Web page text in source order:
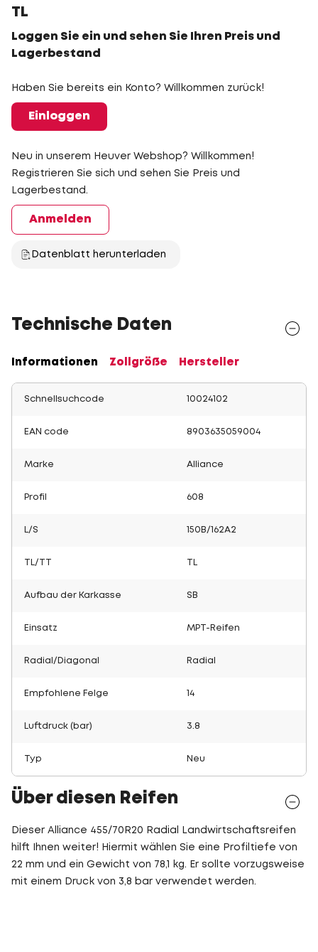
TL
Loggen Sie ein und sehen Sie Ihren Preis und
Lagerbestand
Haben Sie bereits ein Konto? Willkommen zurück!
Einloggen
Neu in unserem Heuver Webshop? Willkommen!
Registrieren Sie sich und sehen Sie Preis und
Lagerbestand.
Anmelden
Datenblatt herunterladen
Technische Daten
Informationen Zollgröße Hersteller
Schnellsuchcode 10024102
EAN code 8903635059004
Marke Alliance
Profil 608
L/S 150B/162A2
TL/TT
Aufbau der Karkasse SB
Einsatz MPT-Reifen
Radial/Diagonal Radial
Empfohlene Felge 14
Luftdruck (bar) 3.8
Typ Neu
Über diesen Reifen
Dieser Alliance 455/70R20 Radial Landwirtschaftsreifen
hilft Ihnen weiter! Hiermit wählen Sie eine Profiltiefe von
22 mm und ein Gewicht von 78,1 kg. Er sollte vorzugsweise
mit einem Druck von 3,8 bar verwendet werden.